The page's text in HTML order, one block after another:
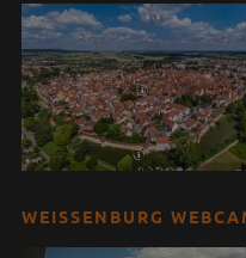
WEISSENBURG WEBCAM